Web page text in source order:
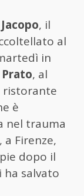
Jacopo, il
al
in
Prato, al
ristorante
è
nel trauma
a Firenze,
dopo il
salvato